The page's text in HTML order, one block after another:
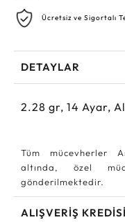
Ücretsiz ve Sigortalı
DETAYLAR
2.28 gr, 14 Ayar,
Tüm mücevherler
altında, özel
gönderilmektedir.
ALIŞVERİŞ KREDİSİ